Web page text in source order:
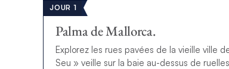
JOUR 1
Palma de Mallorca.
Explorez les rues pavées de la vieille ville
Seu » veille sur la baie au-dessus de